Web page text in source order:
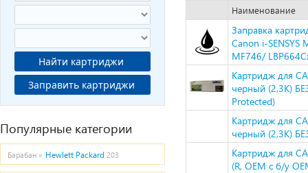
Найти картриджи
Заправить картриджи
Популярные категории
Барабан » Hewlett Packard 203
Наименование
Заправка
Canon i-
MF746/
Картридж для
черный (2,3K)
Protected)
Картридж для
черный (2,3K)
Картридж для
(R, OEM с б/у